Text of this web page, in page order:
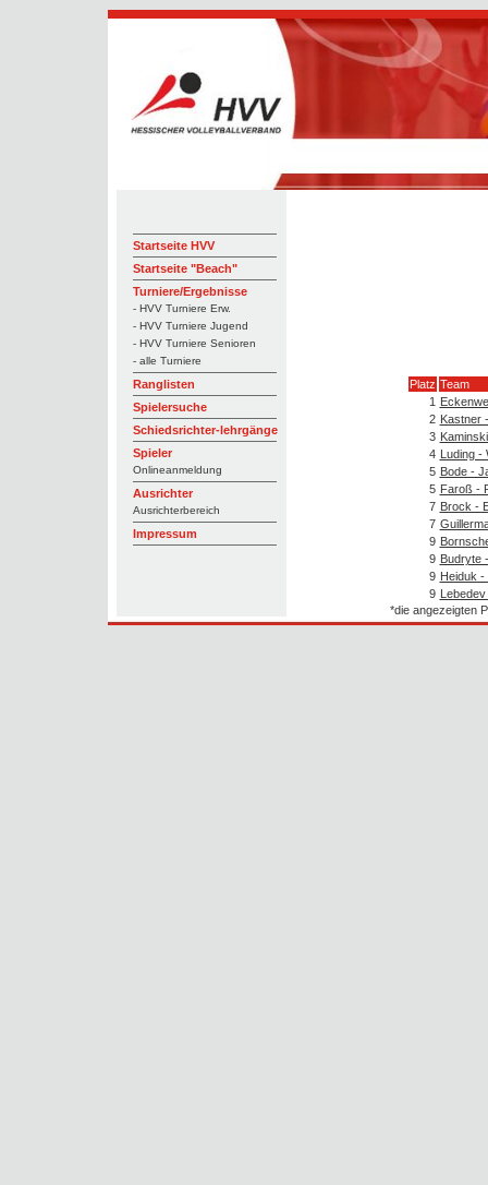
Startseite HVV
Startseite "Beach"
Turniere/Ergebnisse
- HVV Turniere Erw.
- HVV Turniere Jugend
- HVV Turniere Senioren
- alle Turniere
Ranglisten
Spielersuche
Schiedsrichter-lehrgänge
Spieler
Onlineanmeldung
Ausrichter
Ausrichterbereich
Impressum
Platz Team
1
2 Kastner
3
4 Luding -
5 Bode -
5 Faroß -
7 Brock -
7
9
9 Budryte
9 Heiduk -
9
*die angezeigten